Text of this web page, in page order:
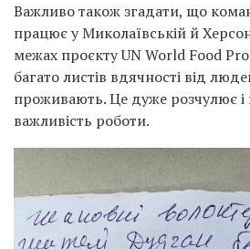
Важливо також згадати, що
працює у Миколаївській й
межах проєкту UN World Food
багато листів вдячності від
проживають. Це дуже розчулює і
важливість роботи.